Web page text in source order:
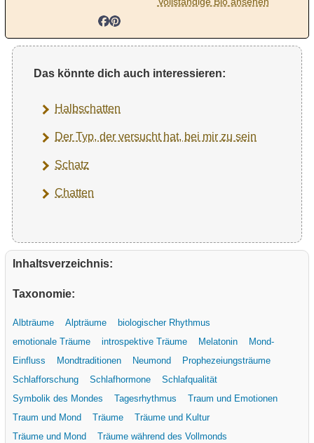
Das könnte dich auch interessieren:
Halbschatten
Der Typ, der versucht hat, bei mir zu sein
Schatz
Chatten
Inhaltsverzeichnis:
Taxonomie:
Albträume Alpträume
biologischer Rhythmus
emotionale Träume
introspektive Träume Melatonin
Mond-
Einfluss
Mondtraditionen Neumond
Prophezeiungsträume
Schlafforschung
Schlafhormone
Schlafqualität
Symbolik des Mondes
Tagesrhythmus
Traum und Emotionen
Traum und Mond
Träume
Träume und Kultur
Träume und Mond
Träume während des Vollmonds